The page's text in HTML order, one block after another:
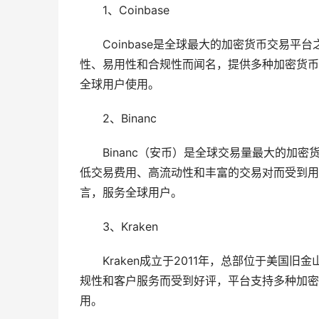
1、Coinbase
Coinbase是全球最大的加密货币交易平
性、易用性和合规性而闻名，提供多种加密货
全球用户使用。
2、Binanc
Binanc（安币）是全球交易量最大的加密
低交易费用、高流动性和丰富的交易对而受到
言，服务全球用户。
3、Kraken
Kraken成立于2011年，总部位于美国旧
规性和客户服务而受到好评，平台支持多种加
用。